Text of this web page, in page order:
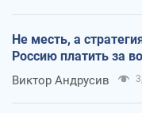
Не месть, а
Россию платить за
Виктор Андрусив